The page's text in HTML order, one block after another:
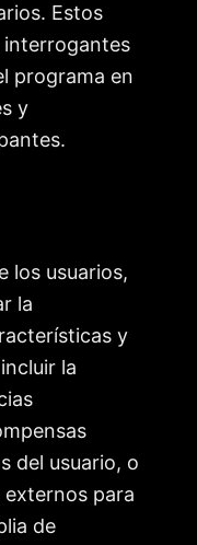
Estos
interrogantes
programa en
y
los usuarios,
la
y
la
del usuario, o
para
de